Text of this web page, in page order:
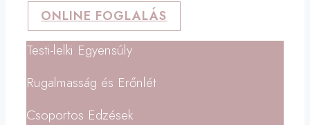
ONLINE FOGLALÁS
Testi-lelki Egyensúly
Rugalmasság és Erőnlét
Csoportos Edzések